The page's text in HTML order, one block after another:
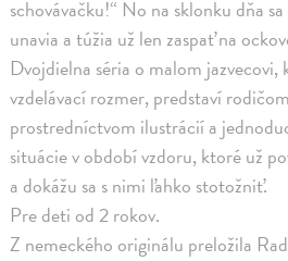
schovávačku!“ No na sklonku dňa
unavia a túžia už len zaspať na
Dvojdielna séria o malom
vzdelávací rozmer, predstaví
prostredníctvom ilustrácií a
situácie v období vzdoru, ktoré už
a dokážu sa s nimi ľahko stotožniť.
Pre deti od 2 rokov.
Z nemeckého originálu preložila